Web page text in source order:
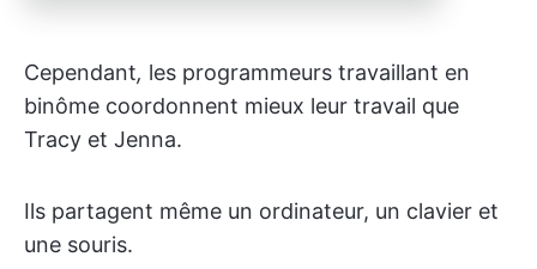
Cependant, les programmeurs travaillant en
binôme coordonnent mieux leur travail que
Tracy et Jenna.
Ils partagent même un ordinateur, un clavier et
une souris.